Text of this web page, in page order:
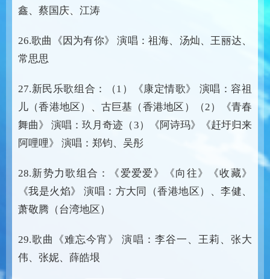
鑫、蔡国庆、江涛
26.歌曲《因为有你》 演唱：祖海、汤灿、王丽达、
常思思
27.新民乐歌组合：（1）《康定情歌》 演唱：容祖
儿（香港地区）、古巨基（香港地区）（2）《青春
舞曲》 演唱：玖月奇迹（3）《阿诗玛》《赶圩归来
阿哩哩》 演唱：郑钧、吴彤
28.新势力歌组合：《爱爱爱》《向往》《收藏》
《我是火焰》 演唱：方大同（香港地区）、李健、
萧敬腾（台湾地区）
29.歌曲《难忘今宵》 演唱：李谷一、王莉、张大
伟、张妮、薛皓垠